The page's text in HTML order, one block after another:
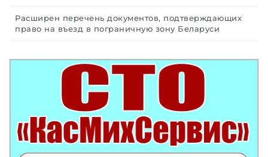
Расширен перечень документов, подтверждающих
право на въезд в пограничную зону Беларуси